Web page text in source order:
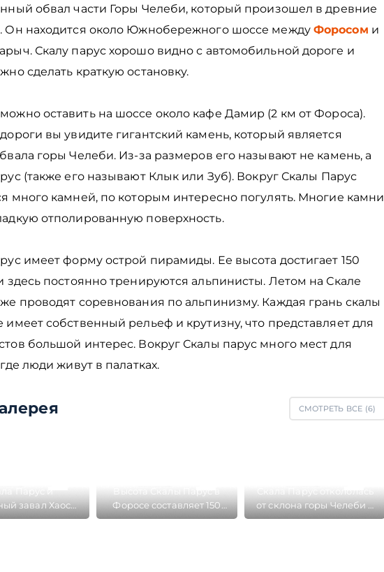
обвал части Горы Челеби, который произошел в древние
Он находится около Южнобережного шоссе между Форосом и
Скалу парус хорошо видно с автомобильной дороге и
сделать краткую остановку.
оставить на шоссе около кафе Дамир (2 км от Фороса).
вы увидите гигантский камень, который является
горы Челеби. Из-за размеров его называют не камень, а
(также его называют Клык или Зуб). Вокруг Скалы Парус
много камней, по которым интересно погулять. Многие камни
отполированную поверхность.
имеет форму острой пирамиды. Ее высота достигает 150
здесь постоянно тренируются альпинисты. Летом на Скале
проводят соревнования по альпинизму. Каждая грань скалы
имеет собственный рельеф и крутизну, что представляет для
большой интерес. Вокруг Скалы парус много мест для
люди живут в палатках.
СМОТРЕТЬ ВСЕ (6)
завал Хаос
в
Форосе составляет 150
метров и на ней
от склона горы Челеби в
Форосе